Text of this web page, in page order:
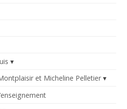
et Micheline Pelletier